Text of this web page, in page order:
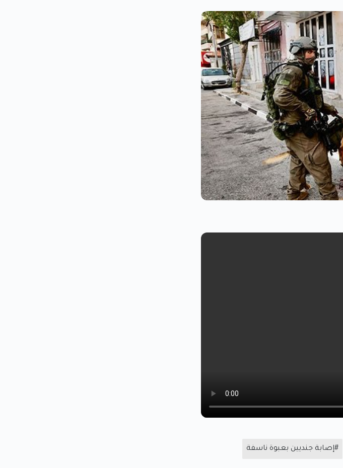
#إصابة جنديين بعبوة ناسفة